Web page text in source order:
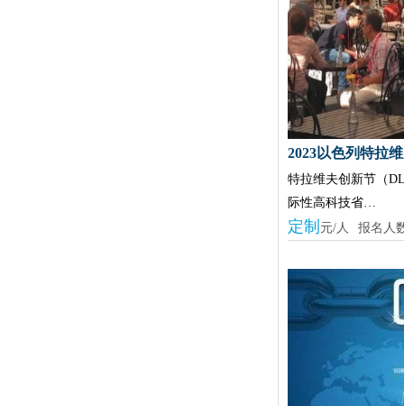
2023以色列特拉
特拉维夫创新节（
际性高科技省…
定制 元/人 报名人